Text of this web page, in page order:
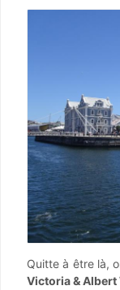
Quitte à être là,
Victoria &